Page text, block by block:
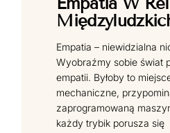
Empatia – niewidzialna
Wyobraźmy sobie świat
empatii. Byłoby to
mechaniczne,
zaprogramowaną
każdy trybik porusza się